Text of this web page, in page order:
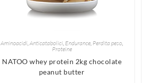
Aminoacidi Anticatabolici Endurance Perdita peso
Proteine
NATOO whey protein 2kg chocolate
peanut butter